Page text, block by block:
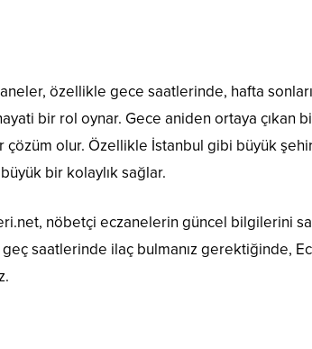
özellikle gece saatlerinde, hafta
bir rol oynar. Gece aniden ortaya çıkan
olur. Özellikle İstanbul gibi büyük
bir kolaylık sağlar.
nöbetçi eczanelerin güncel bilgilerini
geç saatlerinde ilaç bulmanız gerektiğinde,